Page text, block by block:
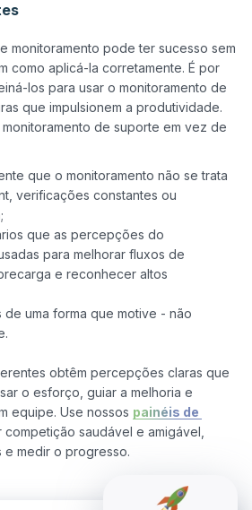
monitoramento pode ter sucesso sem
como aplicá-la corretamente. É por
los para usar o monitoramento de
que impulsionem a produtividade.
de suporte em vez de
que o monitoramento não se trata
verificações constantes ou
que as percepções do
para melhorar fluxos de
e reconhecer altos
uma forma que motive - não
obtêm percepções claras que
o esforço, guiar a melhoria e
equipe. Use nossos painéis de
saudável e amigável,